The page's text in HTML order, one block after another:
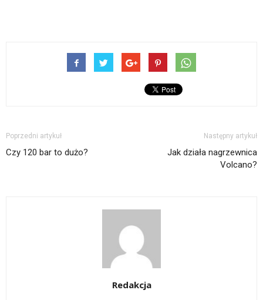
Poprzedni artykuł
Czy 120 bar to dużo?
Następny artykuł
Jak działa nagrzewnica
Volcano?
Redakcja